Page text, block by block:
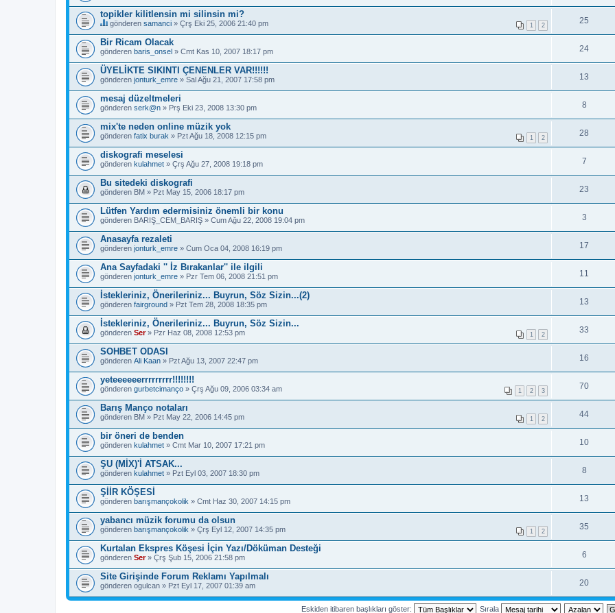
topikler kilitlensin mi silinsin mi?
1 2
B
u
b
a
ş
l
ı
b
r
a
n
k
e
t
e
a
h
i
p
.
gönderen samanci » Çrş Eki 25, 2006 21:40 pm 25
Bir Ricam Olacak
gönderen baris_onsel » Cmt Kas 10, 2007 18:17 pm 24
ÜYELİKTE SIKINTI ÇENENLER VAR!!!!!!
gönderen jonturk_emre » Sal Ağu 21, 2007 17:58 pm 13
mesaj düzeltmeleri
gönderen serk@n » Prş Eki 23, 2008 13:30 pm 8
mix'te neden online müzik yok
1 2
gönderen fatix burak » Pzt Ağu 18, 2008 12:15 pm 28
diskografi meselesi
gönderen kulahmet » Çrş Ağu 27, 2008 19:18 pm 7
Bu sitedeki diskografi
gönderen BM » Pzt May 15, 2006 18:17 pm 23
Lütfen Yardım edermisiniz önemli bir konu
gönderen BARIŞ_CEM_BARIŞ » Cum Ağu 22, 2008 19:04 pm 3
Anasayfa rezaleti
gönderen jonturk_emre » Cum Oca 04, 2008 16:19 pm 17
Ana Sayfadaki '' İz Bırakanlar'' ile ilgili
gönderen jonturk_emre » Pzr Tem 06, 2008 21:51 pm 11
İstekleriniz, Önerileriniz... Buyrun, Söz Sizin...(2)
gönderen fairground » Pzt Tem 28, 2008 18:35 pm 13
İstekleriniz, Önerileriniz... Buyrun, Söz Sizin...
1 2
gönderen Ser» Pzr Haz 08, 2008 12:53 pm 33
SOHBET ODASI
gönderen Ali Kaan » Pzt Ağu 13, 2007 22:47 pm 16
yeteeeeeerrrrrrrrr!!!!!!!!
1 2 3
gönderen gurbetcimanço » Çrş Ağu 09, 2006 03:34 am 70
Barış Manço notaları
1 2
gönderen BM » Pzt May 22, 2006 14:45 pm 44
bir öneri de benden
gönderen kulahmet » Cmt Mar 10, 2007 17:21 pm 10
ŞU (MİX)'İ ATSAK...
gönderen kulahmet » Pzt Eyl 03, 2007 18:30 pm 8
ŞİİR KÖŞESİ
gönderen barışmançokolik » Cmt Haz 30, 2007 14:15 pm 13
yabancı müzik forumu da olsun
1 2
gönderen barışmançokolik » Çrş Eyl 12, 2007 14:35 pm 35
Kurtalan Ekspres Köşesi İçin Yazı/Döküman Desteği
gönderen Ser» Çrş Şub 15, 2006 21:58 pm 6
Site Girişinde Forum Reklamı Yapılmalı
gönderen ogulcan » Pzt Eyl 17, 2007 01:39 am 20
Eskiden itibaren başlıkları göster: Sırala